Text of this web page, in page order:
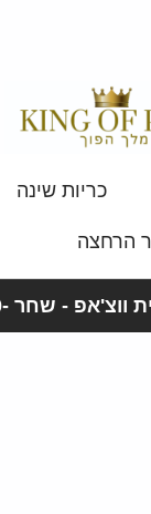
כריות שינה
הרחצה
- שחר -053-840-1100